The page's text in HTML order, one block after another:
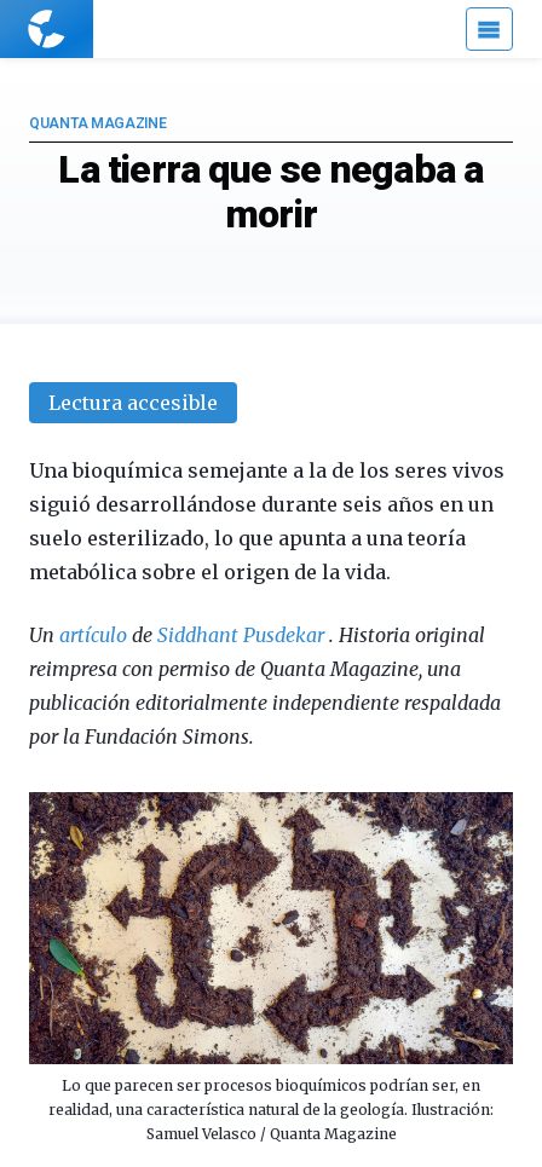
Cuaderno
La tierra que se negaba a
morir
QUANTA MAGAZINE
Lectura accesible
Una bioquímica semejante a la de los seres vivos
siguió desarrollándose durante seis años en un
suelo esterilizado, lo que apunta a una teoría
metabólica sobre el origen de la vida.
Un artículo de Siddhant Pusdekar. Historia original
reimpresa con permiso de Quanta Magazine, una
publicación editorialmente independiente respaldada
por la Fundación Simons.
Lo que parecen ser procesos bioquímicos podrían ser, en
realidad, una característica natural de la geología. Ilustración:
Samuel Velasco / Quanta Magazine